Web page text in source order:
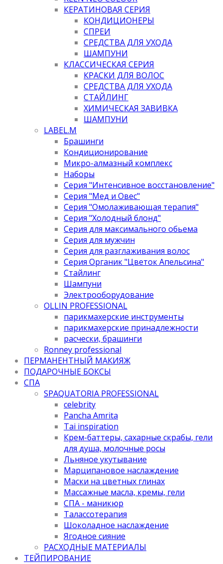
КЕРАТИНОВАЯ СЕРИЯ
КОНДИЦИОНЕРЫ
СПРЕИ
СРЕДСТВА ДЛЯ УХОДА
ШАМПУНИ
КЛАССИЧЕСКАЯ СЕРИЯ
КРАСКИ ДЛЯ ВОЛОС
СРЕДСТВА ДЛЯ УХОДА
СТАЙЛИНГ
ХИМИЧЕСКАЯ ЗАВИВКА
ШАМПУНИ
LABEL.M
Брашинги
Кондиционирование
Микро-алмазный комплекс
Наборы
Серия "Интенсивное восстановление"
Серия "Мед и Овес"
Серия "Омолаживающая терапия"
Серия "Холодный блонд"
Серия для максимального обьема
Серия для мужчин
Серия для разглаживания волос
Серия Органик "Цветок Апельсина"
Стайлинг
Шампуни
Электрооборудование
OLLIN PROFESSIONAL
парикмахерские инструменты
парикмахерские принадлежности
расчески, брашинги
Ronney professional
ПЕРМАНЕНТНЫЙ МАКИЯЖ
ПОДАРОЧНЫЕ БОКСЫ
СПА
SPAQUATORIA PROFESSIONAL
celebrity
Pancha Amrita
Tai inspiration
Крем-баттеры, сахарные скрабы, гели
для душа, молочные росы
Льняное укутывание
Марципановое наслаждение
Маски на цветных глинах
Массажные масла, кремы, гели
СПА - маникюр
Талассотерапия
Шоколадное наслаждение
Ягодное сияние
РАСХОДНЫЕ МАТЕРИАЛЫ
ТЕЙПИРОВАНИЕ